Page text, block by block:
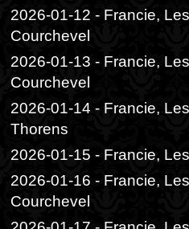
2026-01-12 - Francie,
Courchevel
2026-01-13 - Francie,
Courchevel
2026-01-14 - Francie,
Thorens
2026-01-15 - Francie,
2026-01-16 - Francie,
Courchevel